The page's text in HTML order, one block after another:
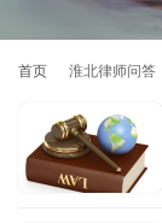
首页 淮北律师问答